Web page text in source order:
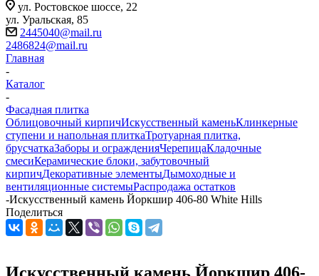
ул. Ростовское шоссе, 22
ул. Уральская, 85
2445040@mail.ru
2486824@mail.ru
Главная
-
Каталог
-
Фасадная плитка
Облицовочный кирпичИскусственный каменьКлинкерные
ступени и напольная плиткаТротуарная плитка,
брусчаткаЗаборы и огражденияЧерепицаКладочные
смесиКерамические блоки, забутовочный
кирпичДекоративные элементыДымоходные и
вентиляционные системыРаспродажа остатков
-Искусственный камень Йоркшир 406-80 White Hills
Поделиться